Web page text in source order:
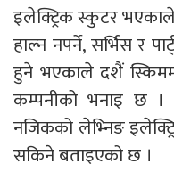
इलेक्ट्रिक स्कुटर
हाल्न नपर्ने, सर्भिस र
हुने भएकाले दशैं
कम्पनीको भनाइ छ ।
नजिकको लेभ्निङ
सकिने बताइएको छ ।